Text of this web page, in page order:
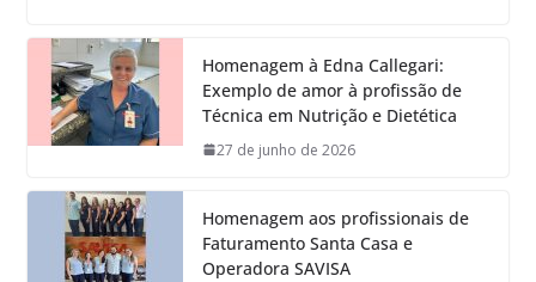
Homenagem à Edna Callegari:
Exemplo de amor à profissão de
Técnica em Nutrição e Dietética
27 de junho de 2026
Homenagem aos profissionais de
Faturamento Santa Casa e
Operadora SAVISA